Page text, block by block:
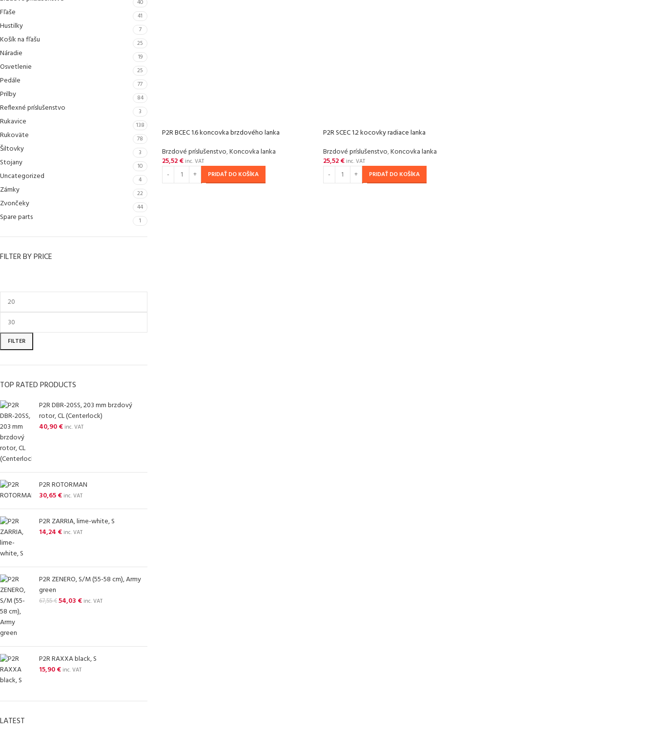
40
Fľaše 41
Hustilky 7
Košík na fľašu 25
Náradie 19
Osvetlenie 25
Pedále 77
Prilby 84
Reflexné príslušenstvo 3
Rukavice 138
Rukoväte 78
Šiltovky 3
Stojany 10
Uncategorized 4
Zámky 22
Zvončeky 44
Spare parts 1
FILTER BY PRICE
FILTER
TOP RATED PRODUCTS
P2R DBR-20SS, 203 mm brzdový
rotor, CL (Centerlock)
40,90€ inc. VAT
P2R ROTORMAN
30,65€ inc. VAT
P2R ZARRIA, lime-white, S
14,24 € inc. VAT
P2R ZENERO, S/M (55-58 cm), Army
green
67,55€54,03 € inc. VAT
P2R RAXXA black, S
15,90€ inc. VAT
LATEST
P2R BCEC 1.6 koncovka brzdového lanka
Brzdové príslušenstvo,Koncovka lanka
25,52€ inc. VAT
PRIDAŤ DO KOŠÍKA
P2R SCEC 1.2 kocovky radiace lanka
Brzdové príslušenstvo,Koncovka lanka
25,52€inc. VAT
PRIDAŤ DO KOŠÍKA